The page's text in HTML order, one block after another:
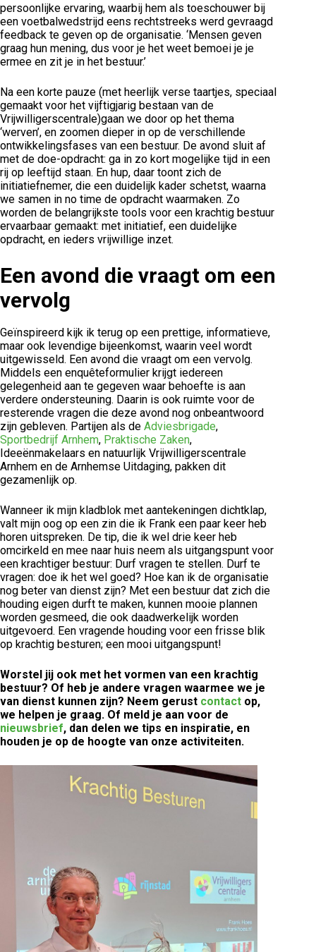
persoonlijke ervaring, waarbij hem als toeschouwer bij
een voetbalwedstrijd eens rechtstreeks werd gevraagd
feedback te geven op de organisatie. ‘Mensen geven
graag hun mening, dus voor je het weet bemoei je je
ermee en zit je in het bestuur.’
Na een korte pauze (met heerlijk verse taartjes, speciaal
gemaakt voor het vijftigjarig bestaan van de
Vrijwilligerscentrale)gaan we door op het thema
‘werven’, en zoomen dieper in op de verschillende
ontwikkelingsfases van een bestuur. De avond sluit af
met de doe-opdracht: ga in zo kort mogelijke tijd in een
rij op leeftijd staan. En hup, daar toont zich de
initiatiefnemer, die een duidelijk kader schetst, waarna
we samen in no time de opdracht waarmaken. Zo
worden de belangrijkste tools voor een krachtig bestuur
ervaarbaar gemaakt: met initiatief, een duidelijke
opdracht, en ieders vrijwillige inzet.
Een avond die vraagt om een
vervolg
Geïnspireerd kijk ik terug op een prettige, informatieve,
maar ook levendige bijeenkomst, waarin veel wordt
uitgewisseld. Een avond die vraagt om een vervolg.
Middels een enquêteformulier krijgt iedereen
gelegenheid aan te gegeven waar behoefte is aan
verdere ondersteuning. Daarin is ook ruimte voor de
resterende vragen die deze avond nog onbeantwoord
zijn gebleven. Partijen als de Adviesbrigade,
Sportbedrijf Arnhem, Praktische Zaken,
Ideeënmakelaars en natuurlijk Vrijwilligerscentrale
Arnhem en de Arnhemse Uitdaging, pakken dit
gezamenlijk op.
Wanneer ik mijn kladblok met aantekeningen dichtklap,
valt mijn oog op een zin die ik Frank een paar keer heb
horen uitspreken. De tip, die ik wel drie keer heb
omcirkeld en mee naar huis neem als uitgangspunt voor
een krachtiger bestuur: Durf vragen te stellen. Durf te
vragen: doe ik het wel goed? Hoe kan ik de organisatie
nog beter van dienst zijn? Met een bestuur dat zich die
houding eigen durft te maken, kunnen mooie plannen
worden gesmeed, die ook daadwerkelijk worden
uitgevoerd. Een vragende houding voor een frisse blik
op krachtig besturen; een mooi uitgangspunt!
Worstel jij ook met het vormen van een krachtig
bestuur? Of heb je andere vragen waarmee we je
van dienst kunnen zijn? Neem gerust contact op,
we helpen je graag. Of meld je aan voor de
nieuwsbrief, dan delen we tips en inspiratie, en
houden je op de hoogte van onze activiteiten.